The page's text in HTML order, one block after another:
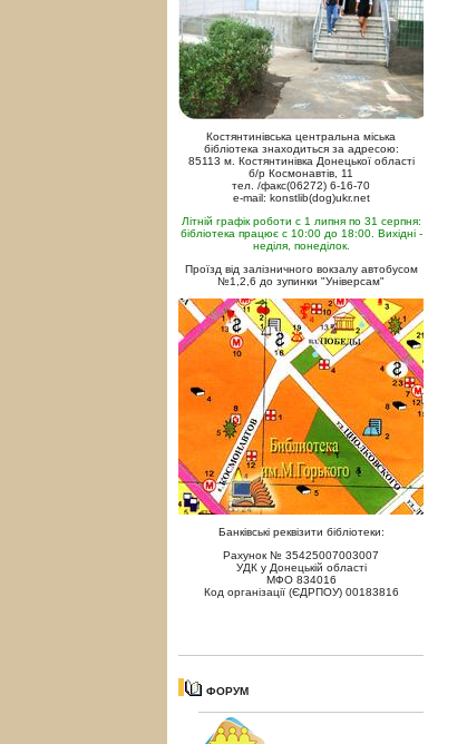
Костянтинівська центральна міська
бібліотека знаходиться за адресою:
85113 м. Костянтинівка Донецької області
б/р Космонавтів, 11
тел. /факс(06272) 6-16-70
e-mail: konstlib(dog)ukr.net
Літній графік роботи с 1 липня по 31 серпня:
бібліотека працює с 10:00 до 18:00. Вихідні -
неділя, понеділок.
Проїзд від залізничного вокзалу автобусом
№1,2,6 до зупинки "Універсам"
Банківські реквізити бібліотеки:
Рахунок № 35425007003007
УДК у Донецькій області
МФО 834016
Код організації (ЄДРПОУ) 00183816
ФОРУМ